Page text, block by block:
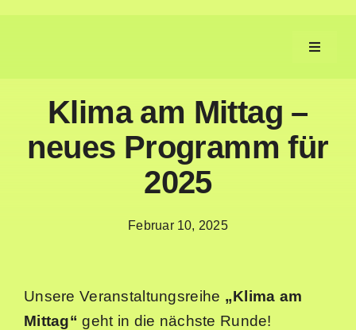
Toggle
Aufgaben
Fortschritt
Neues
Klima am Mittag –
neues Programm für
2025
Februar 10, 2025
Unsere Veranstaltungsreihe „Klima am
Mittag“ geht in die nächste Runde!